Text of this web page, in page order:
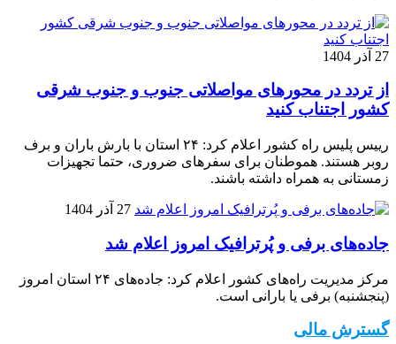
27 آذر 1404
از تردد در محورهای مواصلاتی جنوب و جنوب شرقی
کشور اجتناب کنید
رییس پلیس راه کشور اعلام کرد: ۲۴ استان با بارش باران و برف
روبر هستند. هموطنان برای سفرهای ضروری، حتما تجهیزات
زمستانی به همراه داشته باشند.
27 آذر 1404
جاده‌های برفی و پُرترافیک امروز اعلام شد
مرکز مدیریت راه‌های کشور اعلام کرد: جاده‌های ۲۴ استان امروز
(پنجشنبه) برفی یا بارانی است.
گسترش مالی